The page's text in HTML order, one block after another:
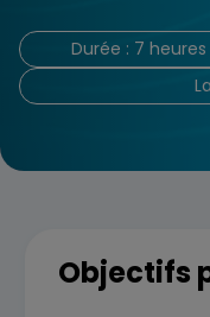
Durée : 7 heures
Objectifs